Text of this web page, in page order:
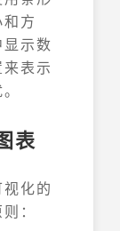
方
示数
表示
表
化的
：